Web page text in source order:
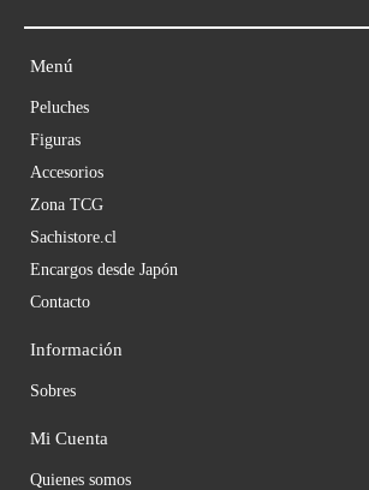
Menú
Peluches
Figuras
Accesorios
Zona TCG
Sachistore.cl
Encargos desde Japón
Contacto
Información
Sobres
Mi Cuenta
Quienes somos